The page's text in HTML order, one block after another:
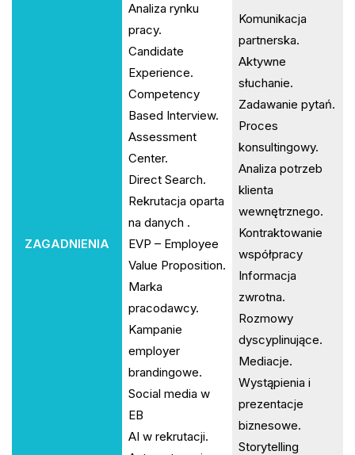
ZAGADNIENIA
Analiza rynku
pracy.
Candidate
Experience.
Competency
Based Interview.
Assessment
Center.
Direct Search.
Rekrutacja oparta
na danych .
EVP – Employee
Value Proposition.
Marka
pracodawcy.
Kampanie
employer
brandingowe.
Social media w
EB
AI w rekrutacji.
Komunikacja
partnerska.
Aktywne
słuchanie.
Zadawanie pytań.
Proces
konsultingowy.
Analiza potrzeb
klienta
wewnętrznego.
Kontraktowanie
współpracy
Informacja
zwrotna.
Rozmowy
dyscyplinujące.
Mediacje.
Wystąpienia i
prezentacje
biznesowe.
Storytelling